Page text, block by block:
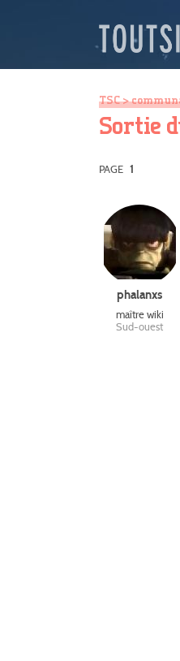
TSC>
Sortie
PAGE 1
phalanxs
maître wiki
Sud-ouest